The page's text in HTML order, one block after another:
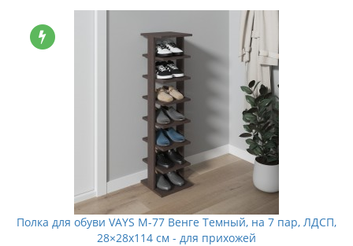
Полка для обуви VAYS M-77 Венге Темный, на 7 пар, ЛДСП,
28×28x114 см - для прихожей